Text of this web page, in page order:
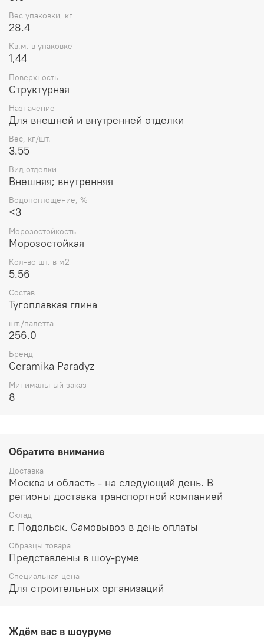
Вес упаковки, кг
28.4
Кв.м. в упаковке
1,44
Поверхность
Структурная
Назначение
Для внешней и внутренней отделки
Вес, кг/шт.
3.55
Вид отделки
Внешняя; внутренняя
Водопоглощение, %
<3
Морозостойкость
Морозостойкая
Кол-во шт. в м2
5.56
Состав
Тугоплавкая глина
шт./палетта
256.0
Бренд
Ceramika Paradyz
Минимальный заказ
8
Обратите внимание
Доставка
Москва и область - на следующий день. В
регионы доставка транспортной компанией
Склад
г. Подольск. Самовывоз в день оплаты
Образцы товара
Представлены в шоу-руме
Специальная цена
Для строительных организаций
Ждём вас в шоуруме